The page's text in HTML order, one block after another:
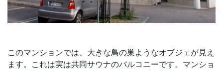
このマンションでは、大きな鳥の巣ようなオブジェが見え
ます。これは実は共同サウナのバルコニーです。マンショ